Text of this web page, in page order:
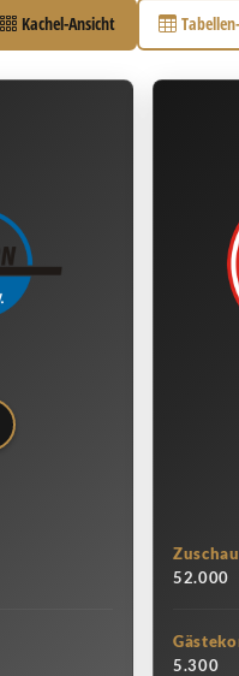
Kachel-Ansicht
52.000
5.300